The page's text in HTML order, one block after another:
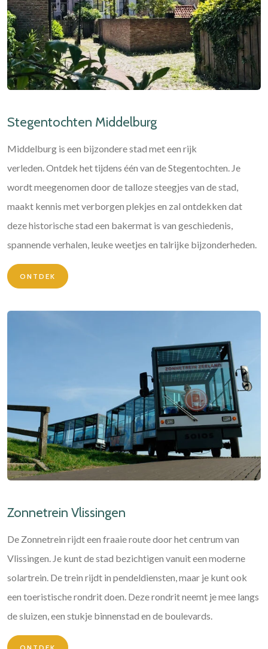
Stegentochten Middelburg
Middelburg is een bijzondere stad met een rijk
verleden. Ontdek het tijdens één van de Stegentochten. Je
wordt meegenomen door de talloze steegjes van de stad,
maakt kennis met verborgen plekjes en zal ontdekken dat
deze historische stad een bakermat is van geschiedenis,
spannende verhalen, leuke weetjes en talrijke bijzonderheden.
ONTDEK
Zonnetrein Vlissingen
De Zonnetrein rijdt een fraaie route door het centrum van
Vlissingen. Je kunt de stad bezichtigen vanuit een moderne
solartrein. De trein rijdt in pendeldiensten, maar je kunt ook
een toeristische rondrit doen. Deze rondrit neemt je mee langs
de sluizen, een stukje binnenstad en de boulevards.